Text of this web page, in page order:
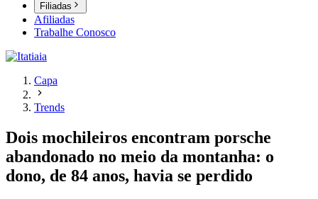
Filiadas
Afiliadas
Trabalhe Conosco
Capa
Trends
Dois mochileiros encontram porsche
abandonado no meio da montanha: o
dono, de 84 anos, havia se perdido